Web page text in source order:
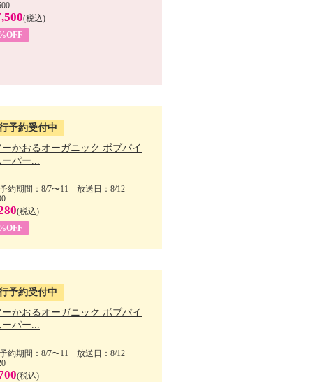
(税込)
予約受付中
ーかおるオーガニック ボブパイ
ーパー...
約期間：8/7〜11 放送日：8/12
(税込)
予約受付中
ーかおるオーガニック ボブパイ
ーパー...
約期間：8/7〜11 放送日：8/12
(税込)